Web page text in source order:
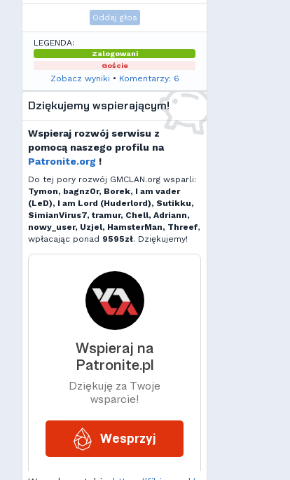
Oddaj głos
LEGENDA:
Zalogowani
Goście
Zobacz wyniki • Komentarzy: 6
Dziękujemy wspierającym!
Wspieraj rozwój serwisu z
pomocą naszego profilu na
Patronite.org !
Do tej pory rozwój GMCLAN.org wsparli:
Tymon, bagnz0r, Borek, I am vader
(LeD), I am Lord (Huderlord), Sutikku,
SimianVirus7, tramur, Chell, Adriann,
nowy_user, Uzjel, HamsterMan, Threef,
wpłacając ponad 9595zł. Dziękujemy!